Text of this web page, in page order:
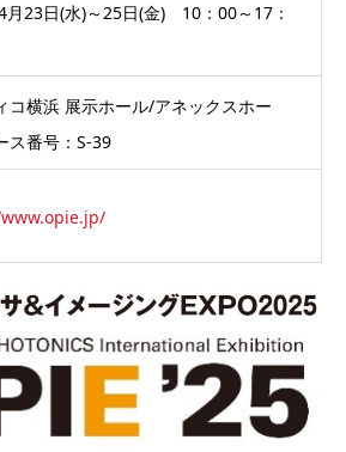
月23日(水)～25日(金) 10：00～17：
コ横浜 展示ホール/アネックスホー
番号：S-39